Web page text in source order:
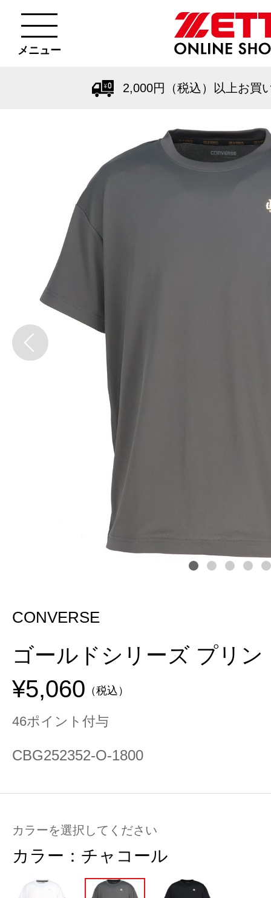
メニュー
2,000円（税込）以上お買
CONVERSE
ゴールドシリーズ プリン
¥5,060 （税込）
46ポイント付与
CBG252352-O-1800
カラーを選択してください
カラー： チャコール